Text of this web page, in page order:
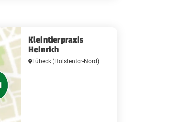
Kleintierpraxis
Heinrich
Lübeck (Holstentor-Nord)